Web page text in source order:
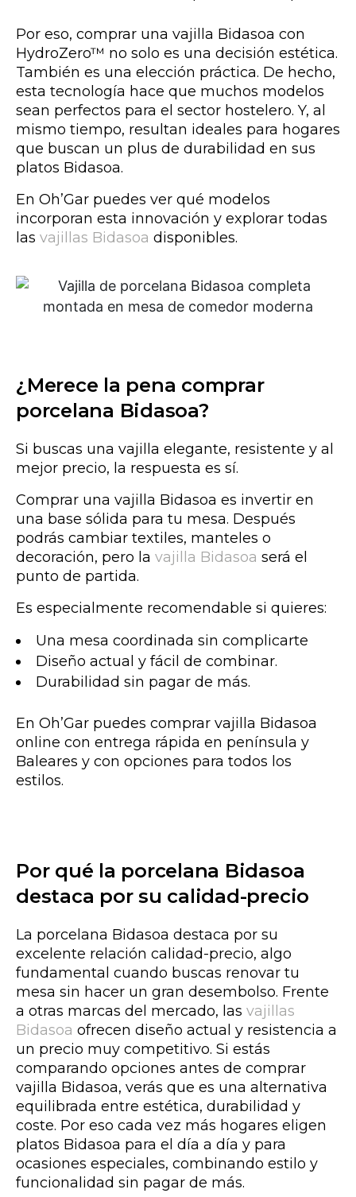
Por eso, comprar una vajilla Bidasoa con
HydroZero™ no solo es una decisión estética.
También es una elección práctica. De hecho,
esta tecnología hace que muchos modelos
sean perfectos para el sector hostelero. Y, al
mismo tiempo, resultan ideales para hogares
que buscan un plus de durabilidad en sus
platos Bidasoa.
En Oh’Gar puedes ver qué modelos
incorporan esta innovación y explorar todas
las vajillas Bidasoa disponibles.
¿Merece la pena comprar
porcelana Bidasoa?
Si buscas una vajilla elegante, resistente y al
mejor precio, la respuesta es sí.
Comprar una vajilla Bidasoa es invertir en
una base sólida para tu mesa. Después
podrás cambiar textiles, manteles o
decoración, pero la vajilla Bidasoa será el
punto de partida.
Es especialmente recomendable si quieres:
Una mesa coordinada sin complicarte
Diseño actual y fácil de combinar.
Durabilidad sin pagar de más.
En Oh’Gar puedes comprar vajilla Bidasoa
online con entrega rápida en península y
Baleares y con opciones para todos los
estilos.
Por qué la porcelana Bidasoa
destaca por su calidad-precio
La porcelana Bidasoa destaca por su
excelente relación calidad-precio, algo
fundamental cuando buscas renovar tu
mesa sin hacer un gran desembolso. Frente
a otras marcas del mercado, las vajillas
Bidasoa ofrecen diseño actual y resistencia a
un precio muy competitivo. Si estás
comparando opciones antes de comprar
vajilla Bidasoa, verás que es una alternativa
equilibrada entre estética, durabilidad y
coste. Por eso cada vez más hogares eligen
platos Bidasoa para el día a día y para
ocasiones especiales, combinando estilo y
funcionalidad sin pagar de más.